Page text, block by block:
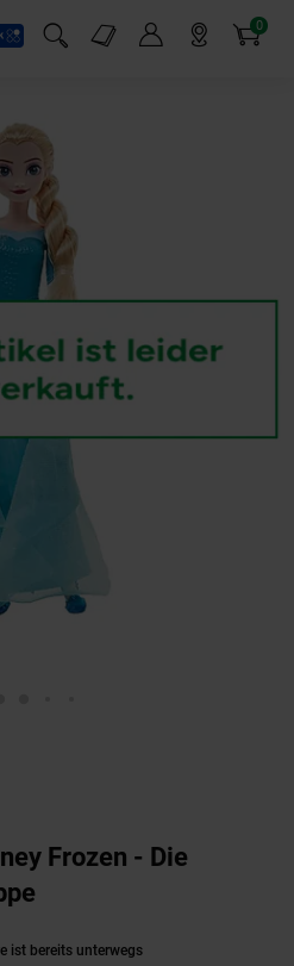
Suchfeld einblenden
Markt-Angebote 0
Artikel
Frozen - Die
ist bereits unterwegs